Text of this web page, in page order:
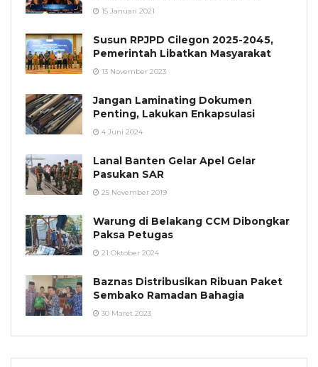
15 Januari 2021
Susun RPJPD Cilegon 2025-2045,
Pemerintah Libatkan Masyarakat
13 November 2023
Jangan Laminating Dokumen
Penting, Lakukan Enkapsulasi
4 Juni 2024
Lanal Banten Gelar Apel Gelar
Pasukan SAR
25 November 2019
Warung di Belakang CCM Dibongkar
Paksa Petugas
21 Oktober 2024
Baznas Distribusikan Ribuan Paket
Sembako Ramadan Bahagia
30 Maret 2023